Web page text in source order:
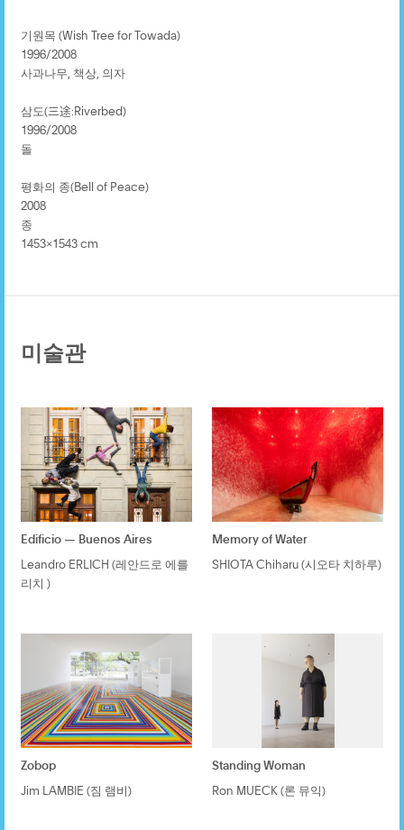
기원목 (Wish Tree for Towada)
1996/2008
사과나무, 책상, 의자
삼도(三途:Riverbed)
1996/2008
돌
평화의 종(Bell of Peace)
2008
종
1453×1543 cm
미술관
Edificio — Buenos Aires
Leandro ERLICH (레안드로 에를
리치 )
Memory of Water
SHIOTA Chiharu (시오타 치하루)
Zobop
Jim LAMBIE (짐 램비)
Standing Woman
Ron MUECK (론 뮤익)